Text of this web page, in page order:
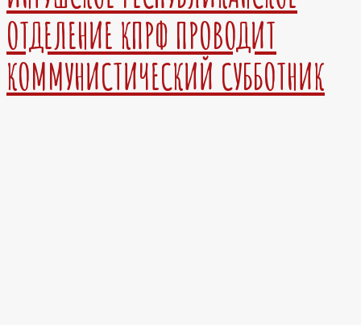
ОТДЕЛЕНИЕ КПРФ ПРОВОДИТ
КОММУНИСТИЧЕСКИЙ СУББОТНИК